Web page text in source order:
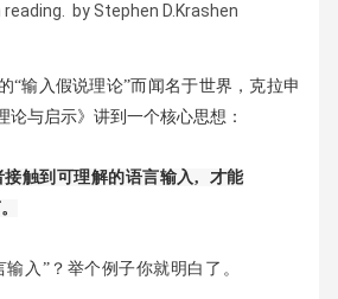
by Stephen D.Krashen
“输入假说理论”而闻名于世界，克拉申
论与启示》讲到一个核心思想：
接触到可理解的语言输入, 才能
入”？举个例子你就明白了。